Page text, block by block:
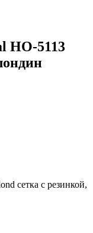
HO-5113
сетка с резинкой,